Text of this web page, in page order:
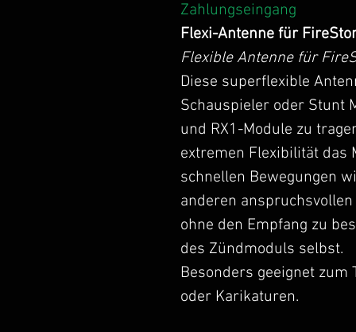
Zahlungseingang
Flexi-Antenne für
Flexible Antenne für
Diese superflexible
Schauspieler oder Stunt
und RX1-Module zu
extremen Flexibilität das
schnellen Bewegungen
anderen
ohne den Empfang zu
des Zündmoduls selbst.
Besonders geeignet zum
oder Karikaturen.